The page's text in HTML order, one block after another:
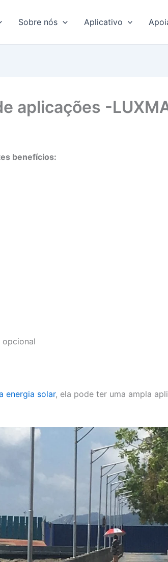
Sobre nós Aplicativo
aplicações -
benefícios:
opcional
energia solar, ela pode ter uma ampla